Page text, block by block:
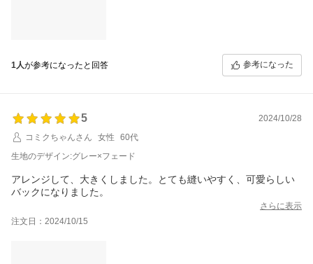
1人が参考になったと回答 参考になった
5
2024/10/28
コミクちゃんさん
女性
60代
生地のデザイン:グレー×フェード
アレンジして、大きくしました。とても縫いやすく、可愛らしい
バックになりました。
さらに表示
注文日：2024/10/15